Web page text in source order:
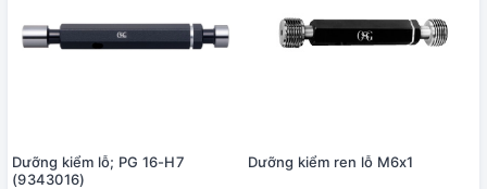
Dưỡng kiểm lỗ; PG 16-H7
(9343016)
Dưỡng kiểm ren lỗ M6x1